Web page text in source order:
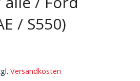
/ S550)
Versandkosten